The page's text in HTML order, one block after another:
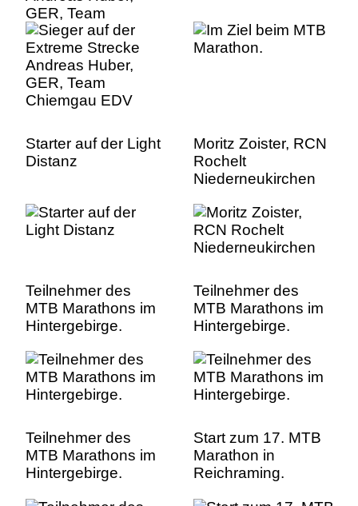
GER, Team
Chiemgau EDV
Starter auf der Light
Distanz
Moritz Zoister, RCN
Rochelt
Niederneukirchen
Teilnehmer des
MTB Marathons im
Hintergebirge.
Teilnehmer des
MTB Marathons im
Hintergebirge.
Teilnehmer des
MTB Marathons im
Hintergebirge.
Start zum 17. MTB
Marathon in
Reichraming.